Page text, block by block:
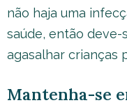
não haja uma
saúde, então
agasalhar crianças
Mantenha-se